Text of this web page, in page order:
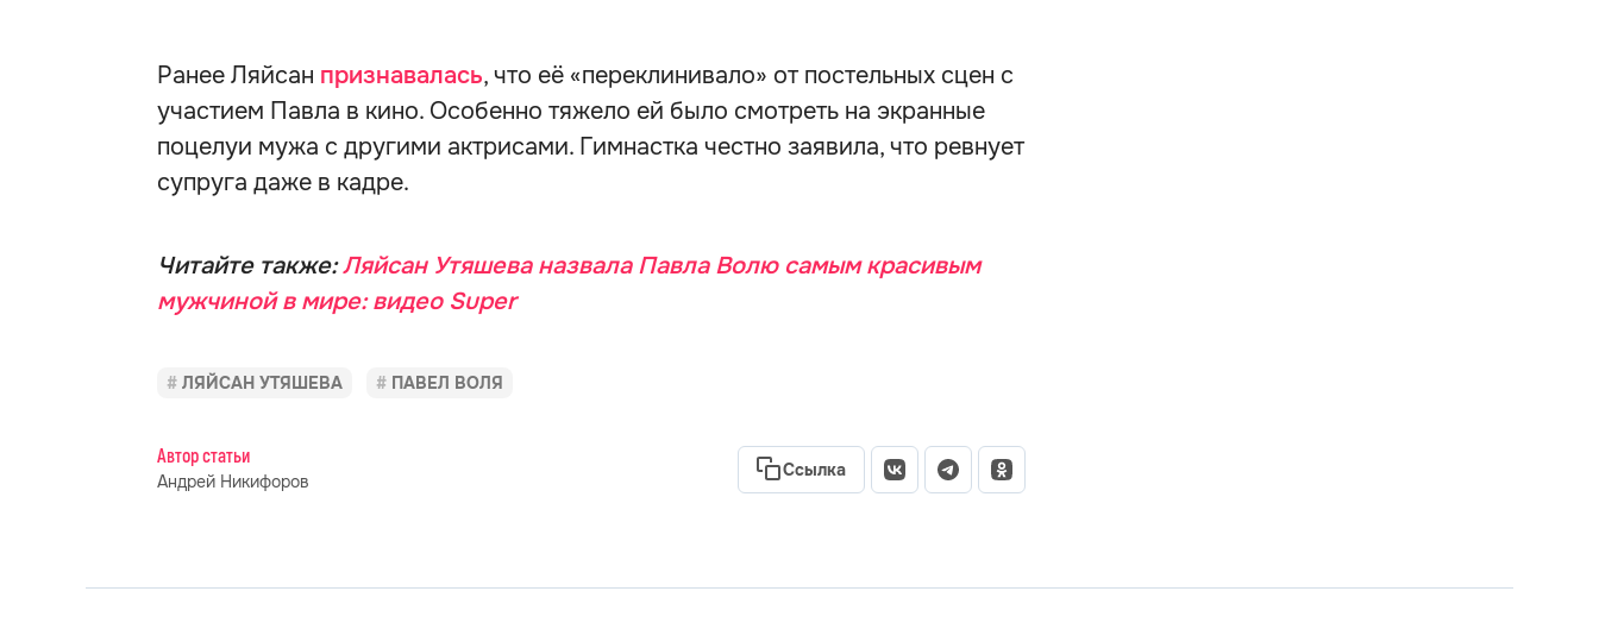
Ранее Ляйсан признавалась, что её «переклинивало» от постельных сцен с
участием Павла в кино. Особенно тяжело ей было смотреть на экранные
поцелуи мужа с другими актрисами. Гимнастка честно заявила, что ревнует
супруга даже в кадре.
Читайте также:Ляйсан Утяшева назвала Павла Волю самым красивым
мужчиной в мире: видео Super
ЛЯЙСАН УТЯШЕВА ПАВЕЛ ВОЛЯ
Автор статьи
Андрей Никифоров
Ссылка